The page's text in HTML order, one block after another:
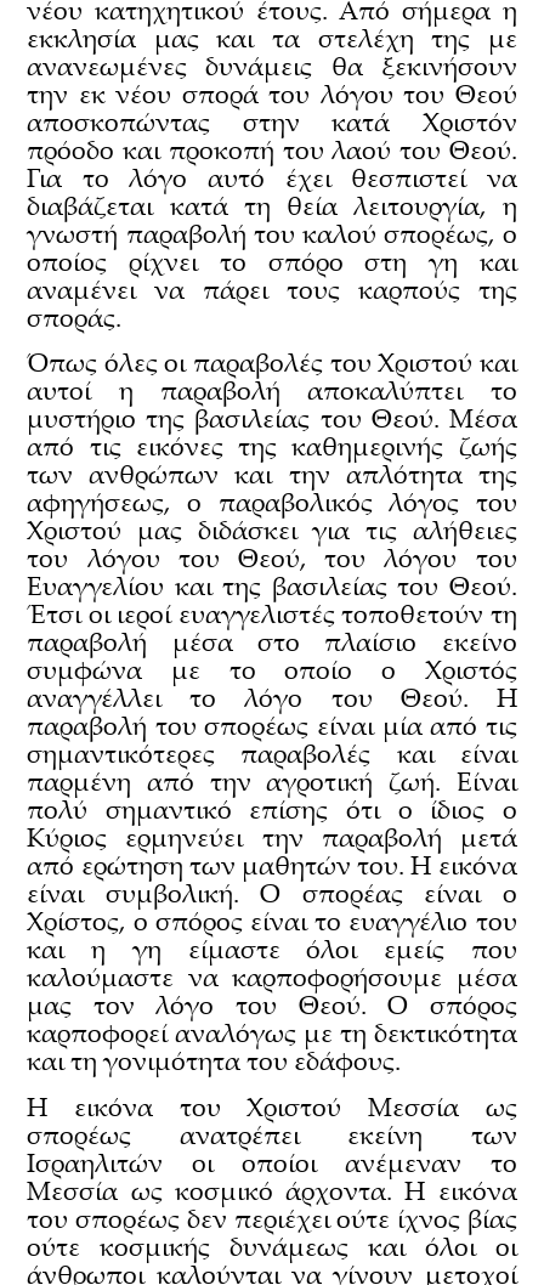
νέου κατηχητικού έτους. Από σήμερα η
εκκλησία μας και τα στελέχη της με
ανανεωμένες δυνάμεις θα ξεκινήσουν
την εκ νέου σπορά του λόγου του Θεού
αποσκοπώντας στην κατά Χριστόν
πρόοδο και προκοπή του λαού του Θεού.
Για το λόγο αυτό έχει θεσπιστεί να
διαβάζεται κατά τη θεία λειτουργία, η
γνωστή παραβολή του καλού σπορέως, ο
οποίος ρίχνει το σπόρο στη γη και
αναμένει να πάρει τους καρπούς της
σποράς.
Όπως όλες οι παραβολές του Χριστού και
αυτοί η παραβολή αποκαλύπτει το
μυστήριο της βασιλείας του Θεού. Μέσα
από τις εικόνες της καθημερινής ζωής
των ανθρώπων και την απλότητα της
αφηγήσεως, ο παραβολικός λόγος του
Χριστού μας διδάσκει για τις αλήθειες
του λόγου του Θεού, του λόγου του
Ευαγγελίου και της βασιλείας του Θεού.
Έτσι οι ιεροί ευαγγελιστές τοποθετούν τη
παραβολή μέσα στο πλαίσιο εκείνο
συμφώνα με το οποίο ο Χριστός
αναγγέλλει το λόγο του Θεού. Η
παραβολή του σπορέως είναι μία από τις
σημαντικότερες παραβολές και είναι
παρμένη από την αγροτική ζωή. Είναι
πολύ σημαντικό επίσης ότι ο ίδιος ο
Κύριος ερμηνεύει την παραβολή μετά
από ερώτηση των μαθητών του. Η εικόνα
είναι συμβολική. Ο σπορέας είναι ο
Χρίστος, ο σπόρος είναι το ευαγγέλιο του
και η γη είμαστε όλοι εμείς που
καλούμαστε να καρποφορήσουμε μέσα
μας τον λόγο του Θεού. Ο σπόρος
καρποφορεί αναλόγως με τη δεκτικότητα
και τη γονιμότητα του εδάφους.
Η εικόνα του Χριστού Μεσσία ως
σπορέως ανατρέπει εκείνη των
Ισραηλιτών οι οποίοι ανέμεναν το
Μεσσία ως κοσμικό άρχοντα. Η εικόνα
του σπορέως δεν περιέχει ούτε ίχνος βίας
ούτε κοσμικής δυνάμεως και όλοι οι
άνθρωποι καλούνται να γίνουν μετοχοί